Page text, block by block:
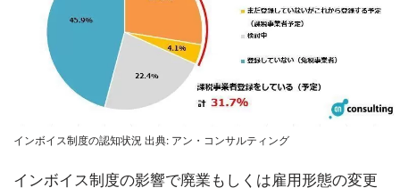
インボイス制度の認知状況 出典: アン・コンサルティング
インボイス制度の影響で廃業もしくは雇用形態の変更